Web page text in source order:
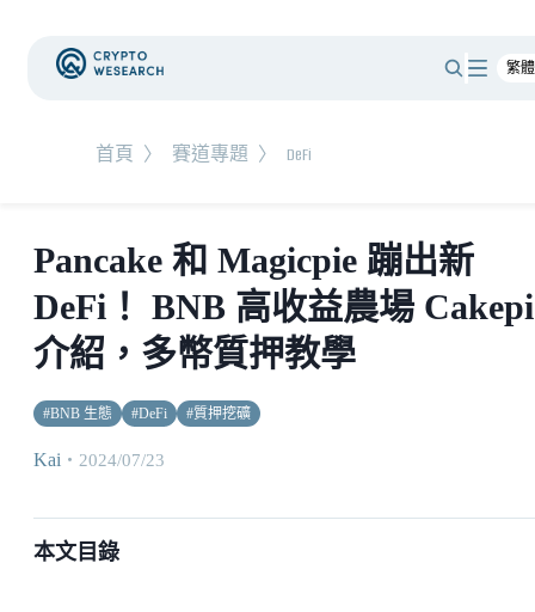
首頁 〉 賽道專題 〉 DeFi
Pancake 和 Magicpie 蹦出新
DeFi！ BNB 高收益農場
介紹，多幣質押教學
#BNB 生態 #DeFi #質押挖礦
Kai ・ 2024/07/23
本文目錄